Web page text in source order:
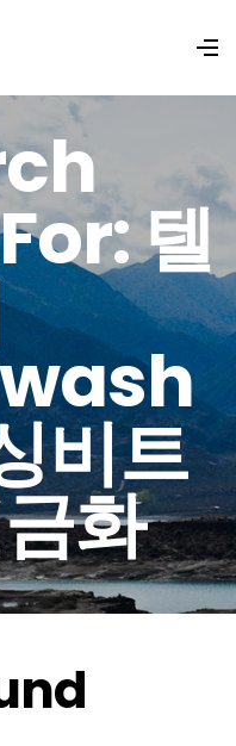
텔
비트
화